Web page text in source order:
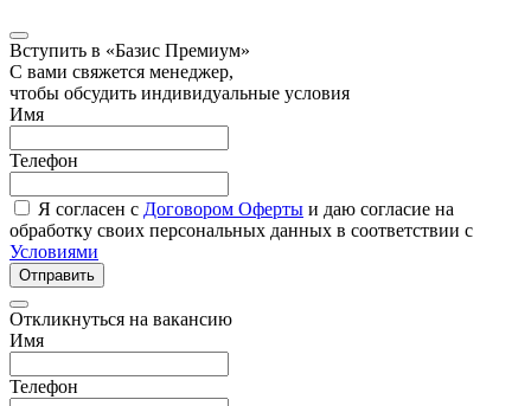
Вступить в «Базис Премиум»
С вами свяжется менеджер,
чтобы обсудить индивидуальные условия
Имя
Телефон
Я согласен с Договором Оферты и даю согласие на
обработку своих персональных данных в соответствии с
Условиями
Отправить
Откликнуться на вакансию
Имя
Телефон